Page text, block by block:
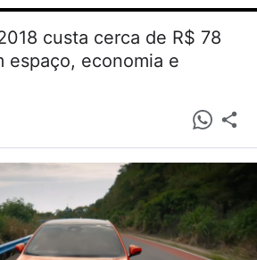
custa cerca de R$ 78
espaço, economia e